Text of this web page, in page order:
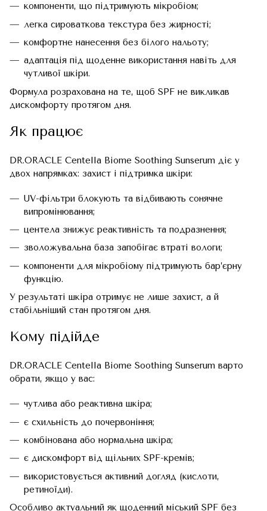
компоненти, що підтримують мікробіом;
легка сироваткова текстура без жирності;
комфортне нанесення без білого нальоту;
адаптація під щоденне використання навіть для
чутливої шкіри.
Формула розрахована на те, щоб SPF не викликав
дискомфорту протягом дня.
Як працює
DR.ORACLE Centella Biome Soothing Sunserum діє у
двох напрямках: захист і підтримка шкіри:
UV-фільтри блокують та відбивають сонячне
випромінювання;
центела знижує реактивність та подразнення;
зволожувальна база запобігає втраті вологи;
компоненти для мікробіому підтримують бар’єрну
функцію.
У результаті шкіра отримує не лише захист, а й
стабільніший стан протягом дня.
Кому підійде
DR.ORACLE Centella Biome Soothing Sunserum варто
обрати, якщо у вас:
чутлива або реактивна шкіра;
є схильність до почервоніння;
комбінована або нормальна шкіра;
є дискомфорт від щільних SPF-кремів;
використовується активний догляд (кислоти,
ретиноїди).
Особливо актуальний як щоденний міський SPF без